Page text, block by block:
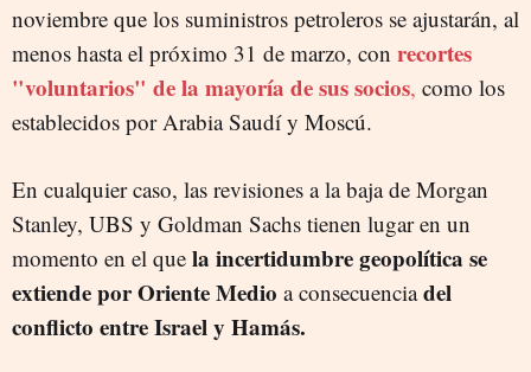
noviembre que los suministros petroleros se ajustarán, al
menos hasta el próximo 31 de marzo, con recortes
"voluntarios" de la mayoría de sus socios, como los
establecidos por Arabia Saudí y Moscú.
En cualquier caso, las revisiones a la baja de Morgan
Stanley, UBS y Goldman Sachs tienen lugar en un
momento en el que la incertidumbre geopolítica se
extiende por Oriente Medio a consecuenciadel
conflicto entre Israel y Hamás.